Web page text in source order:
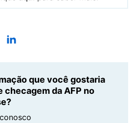
que você gostaria
checagem da AFP no